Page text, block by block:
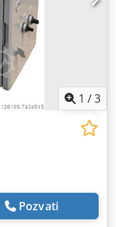
1 /3
Pozvati